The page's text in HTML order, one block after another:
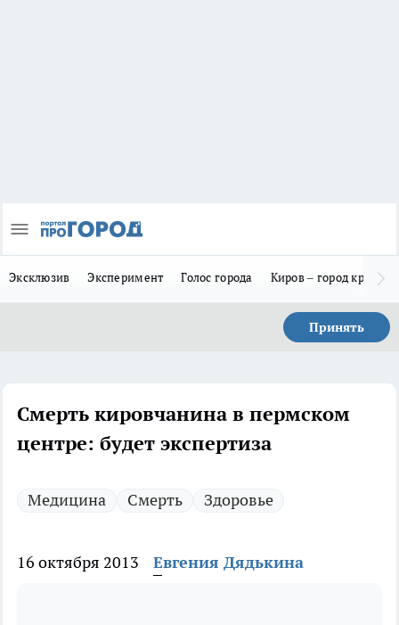
Эксклюзив Эксперимент Голос города Киров – город
Принять
Смерть кировчанина в пермском
центре: будет экспертиза
Медицина Смерть Здоровье
16 октября 2013 Евгения Дядькина